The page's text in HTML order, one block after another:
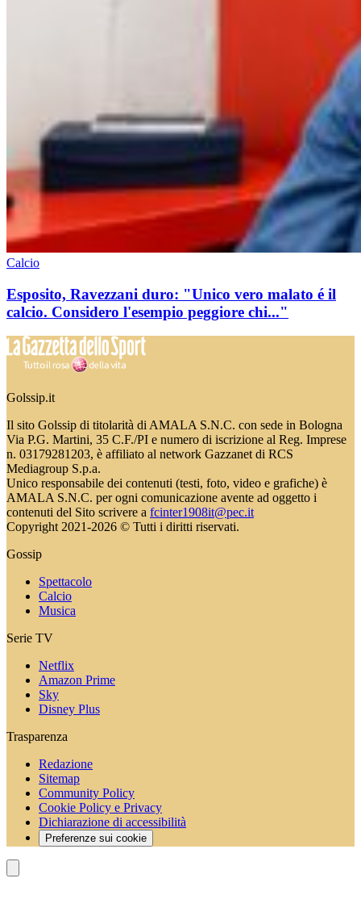
Calcio
Esposito, Ravezzani duro: "Unico vero malato é il
calcio. Considero l'esempio peggiore chi..."
Golssip.it
Il sito Golssip di titolarità di AMALA S.N.C. con sede in Bologna
Via P.G. Martini, 35 C.F./PI e numero di iscrizione al Reg. Imprese
n. 03179281203, è affiliato al network Gazzanet di RCS
Mediagroup S.p.a.
Unico responsabile dei contenuti (testi, foto, video e grafiche) è
AMALA S.N.C. per ogni comunicazione avente ad oggetto i
contenuti del Sito scrivere a fcinter1908it@pec.it
Copyright 2021-2026 © Tutti i diritti riservati.
Gossip
Spettacolo
Calcio
Musica
Serie TV
Netflix
Amazon Prime
Sky
Disney Plus
Trasparenza
Redazione
Sitemap
Community Policy
Cookie Policy e Privacy
Dichiarazione di accessibilità
Preferenze sui cookie